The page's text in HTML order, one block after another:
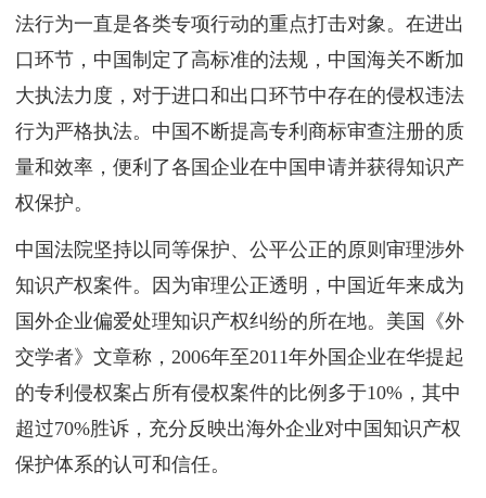
法行为一直是各类专项行动的重点打击对象。在进出
口环节，中国制定了高标准的法规，中国海关不断加
大执法力度，对于进口和出口环节中存在的侵权违法
行为严格执法。中国不断提高专利商标审查注册的质
量和效率，便利了各国企业在中国申请并获得知识产
权保护。
中国法院坚持以同等保护、公平公正的原则审理涉外
知识产权案件。因为审理公正透明，中国近年来成为
国外企业偏爱处理知识产权纠纷的所在地。美国《外
交学者》文章称，2006年至2011年外国企业在华提起
的专利侵权案占所有侵权案件的比例多于10%，其中
超过70%胜诉，充分反映出海外企业对中国知识产权
保护体系的认可和信任。